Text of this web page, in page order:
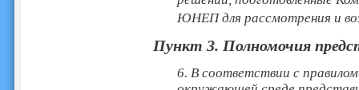
ЮНЕП для рассмотрения и
Пункт 3. Полномочия
6. В соответствии с